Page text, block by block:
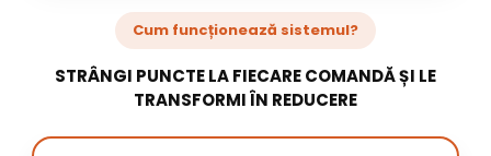
Cum funcționează sistemul?
STRÂNGI PUNCTE LA FIECARE COMANDĂ ȘI LE
TRANSFORMI ÎN REDUCERE